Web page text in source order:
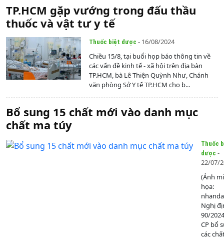
TP.HCM gặp vướng trong đấu thầu
thuốc và vật tư y tế
Thuốc biệt dược - 16/08/2024
Chiều 15/8, tại buổi họp báo thông tin về
các vấn đề kinh tế - xã hội trên địa bàn
TP.HCM, bà Lê Thiện Quỳnh Như, Chánh
văn phòng Sở Y tế TP.HCM cho b...
Bổ sung 15 chất mới vào danh mục
chất ma túy
Thuốc
dược -
22/07/
(Ảnh
họa:
Nghị
90/
CP bổ
các